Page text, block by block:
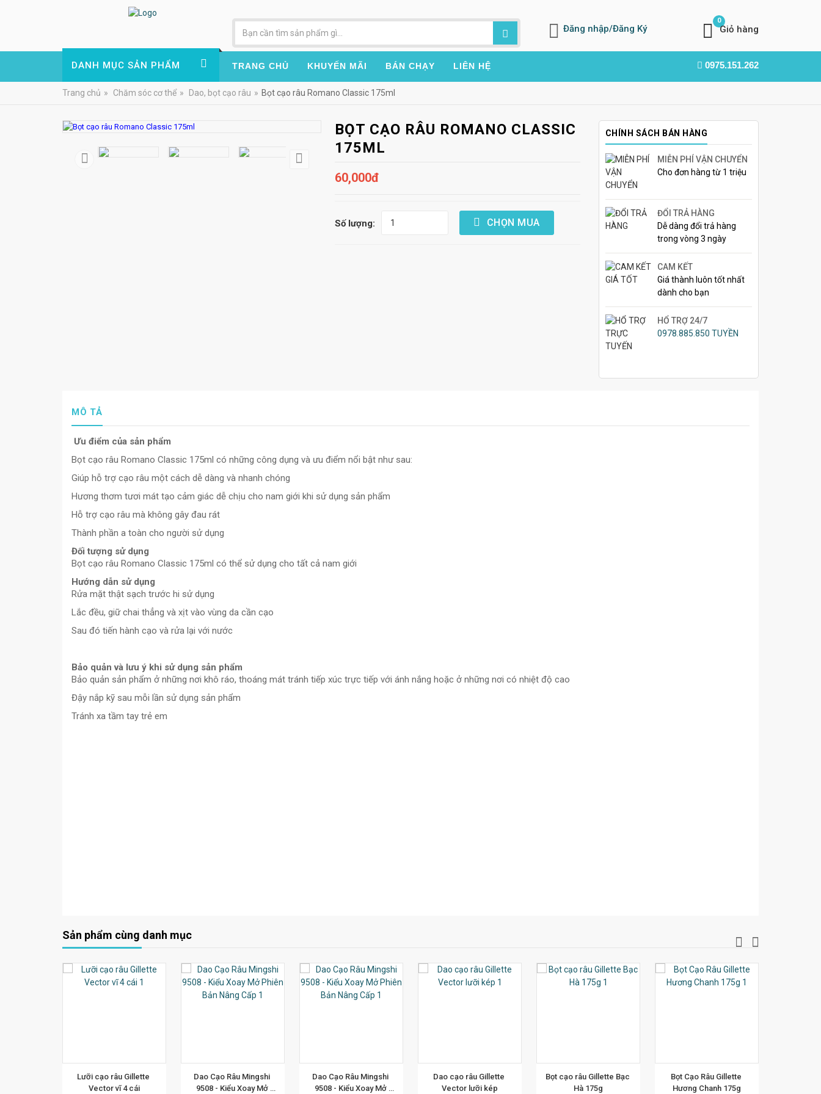
Đăng nhập/Đăng Ký
0
Giỏ hàng
DANH MỤC SẢN PHẨM TRANG CHỦ KHUYẾN MÃI BÁN CHẠY LIÊN HỆ 0975.151.262
Trang chủ » Chăm sóc cơ thể » Dao, bọt cạo râu » Bọt cạo râu Romano Classic 175ml
BỌT CẠO RÂU ROMANO CLASSIC
175ML
60,000đ
Số lượng: CHỌN MUA
CHÍNH SÁCH BÁN HÀNG
MIỄN PHÍ VẬN CHUYỂN
Cho đơn hàng từ 1 triệu
ĐỔI TRẢ HÀNG
Dễ dàng đổi trả hàng
trong vòng 3 ngày
CAM KẾT
Giá thành luôn tốt nhất
dành cho bạn
HỔ TRỢ 24/7
0978.885.850 TUYỀN
MÔ TẢ
Ưu điểm của sản phẩm
Bọt cạo râu Romano Classic 175ml có những công dụng và ưu điểm nổi bật như sau:
Giúp hỗ trợ cạo râu một cách dễ dàng và nhanh chóng
Hương thơm tươi mát tạo cảm giác dễ chịu cho nam giới khi sử dụng sản phẩm
Hỗ trợ cạo râu mà không gây đau rát
Thành phần a toàn cho người sử dụng
Đối tượng sử dụng
Bọt cạo râu Romano Classic 175ml có thể sử dụng cho tất cả nam giới
Hướng dẫn sử dụng
Rửa mặt thật sạch trước hi sử dụng
Lắc đều, giữ chai thẳng và xịt vào vùng da cần cạo
Sau đó tiến hành cạo và rửa lại với nước
Bảo quản và lưu ý khi sử dụng sản phẩm
Bảo quản sản phẩm ở những nơi khô ráo, thoáng mát tránh tiếp xúc trực tiếp với ánh nắng hoặc ở những nơi có nhiệt độ cao
Đậy nắp kỹ sau mỗi lần sử dụng sản phẩm
Tránh xa tầm tay trẻ em
Sản phẩm cùng danh mục
Lưỡi cạo râu Gillette
Vector vĩ 4 cái
Dao Cạo Râu Mingshi
9508 - Kiểu Xoay Mở
Dao Cạo Râu Mingshi
9508 - Kiểu Xoay Mở
Dao cạo râu Gillette
Vector lưỡi kép
Bọt cạo râu Gillette Bạc
Hà 175g
Bọt Cạo Râu Gillette
Hương Chanh 175g